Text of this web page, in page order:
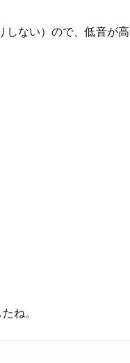
ない）ので、低音が
ね。